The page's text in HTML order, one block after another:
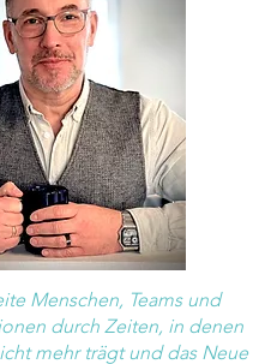
Menschen, Teams und
durch Zeiten, in denen
mehr trägt und das Neue